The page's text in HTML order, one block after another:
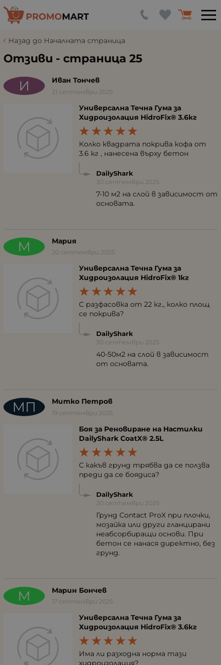
Назад до Началната страница
Отзиви - страница 25
И Иван Тончев
21 септември 2025
Универсална Течна Гума за
Хидроизолация HidroFix® 3.6кг
Колко квадрата покрива кофа от
3.6 кг , нанесена върху бетон
DailyShark
30 септември 2025
7-10 м2 на слой в зависимост от
основата.
М Мария
20 септември 2025
Универсална Течна Гума за
Хидроизолация HidroFix® 1кг
С разфасовка от 22 кг., колко площ
се покрива?
DailyShark
30 септември 2025
40-50м2 на слой в зависимост
от основата.
МП Митко Петров
19 септември 2025
Боя за Реновиране на Настилки
DailyShark CoatX® 2.5L
С какъв грунд трябва да се ползва
преди да се боядиса?
DailyShark
30 септември 2025
Грунд Contact ProX при плочки,
мозайка или други гланцирани
неабсорбиращи основи. При
бетон се нанася директно, без
грунд.
М Марин Бончев
17 септември 2025
Универсална Течна Гума за
Хидроизолация HidroFix® 3.6кг
Има ли разходна норма тази
хидроизолация?